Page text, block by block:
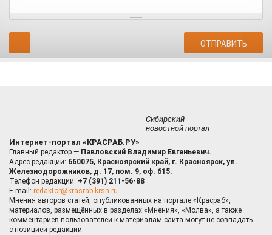
Сибирский
новостной портал
Интернет-портал «КРАСРАБ.РУ»
Главный редактор — Павловский Владимир Евгеньевич.
Адрес редакции: 660075, Красноярский край, г. Красноярск, ул.
Железнодорожников, д. 17, пом. 9, оф. 615.
Телефон редакции: +7 (391) 211-56-88
E-mail: redaktor@krasrab.krsn.ru
Мнения авторов статей, опубликованных на портале «Красраб»,
материалов, размещённых в разделах «Мнения», «Молва», а также
комментариев пользователей к материалам сайта могут не совпадать
с позицией редакции.